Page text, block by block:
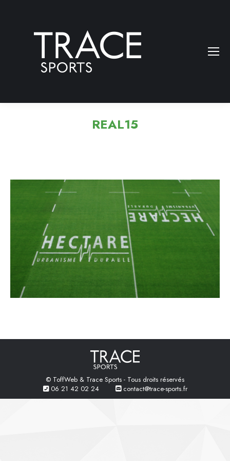
REAL15
© ToffWeb & Trace Sports - Tous droits réservés
06 21 42 02 24
contact@trace-sports.fr